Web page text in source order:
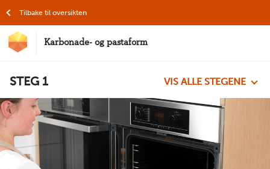
Hopp til hovedinnhold
Karbonade- og pastaform
Tilbake til oversikten
STEG 1 VIS ALLE STEGENE